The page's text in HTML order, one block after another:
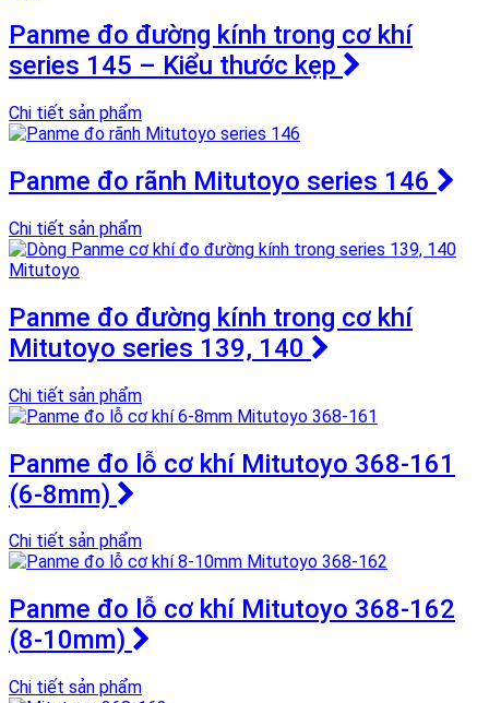
Panme đo đường kính trong cơ khí
series 145 – Kiểu thước kẹp
Chi tiết sản phẩm
Panme đo rãnh Mitutoyo series 146
Chi tiết sản phẩm
Panme đo đường kính trong cơ khí
Mitutoyo series 139, 140
Chi tiết sản phẩm
Panme đo lỗ cơ khí Mitutoyo 368-161
(6-8mm)
Chi tiết sản phẩm
Panme đo lỗ cơ khí Mitutoyo 368-162
(8-10mm)
Chi tiết sản phẩm